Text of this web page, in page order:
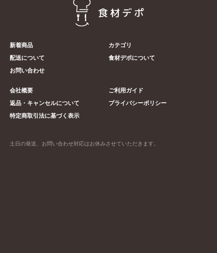
新着商品
カテゴリ
配送について
食材デポについて
お問い合わせ
会社概要
ご利用ガイド
返品・キャンセルについて
プライバシーポリシー
特定商取引法に基づく表示
土日の発送、お問い合わせ対応はお休みさせていただきます。